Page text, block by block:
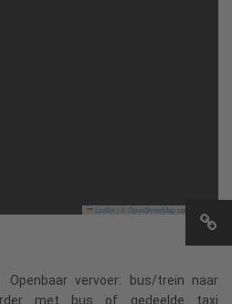
Leaflet OpenStreetMapcontributors
vervoer: bus/trein naar
met bus of gedeelde taxi